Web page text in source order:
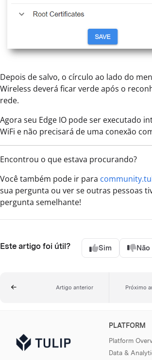
Depois de salvo, o círculo ao lado do
Wireless deverá ficar verde após o
rede.
Agora seu Edge IO pode ser executado
WiFi e não precisará de uma conexão
Encontrou o que estava procurando?
Você também pode ir para
sua pergunta ou ver se outras pessoas
pergunta semelhante!
Este artigo foi útil? Sim Não
Artigo anterior Próximo
PLATFORM
Platform
Data &